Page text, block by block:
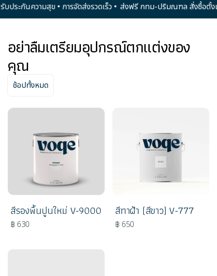
บประกันความสุข • การจัดส่งรวดเร็ว • ส่งฟรี กทม-ปริมณฑล สั่งซื้อตั้
อย่าลืมเตรียมอุปกรณ์ตกแต่งของ
คุณ
ช้อปทั้งหมด
สีรองพื้นปูนใหม่ V-9000
฿ 630
สีทาฝ้า (สีขาว) V-777
฿ 650